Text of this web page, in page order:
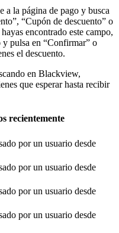
a la página de pago y busca
“Cupón de descuento” o
encontrado este campo,
pulsa en “Confirmar” o
el descuento.
en Blackview,
que esperar hasta recibir
recientemente
por un usuario desde
por un usuario desde
por un usuario desde
por un usuario desde